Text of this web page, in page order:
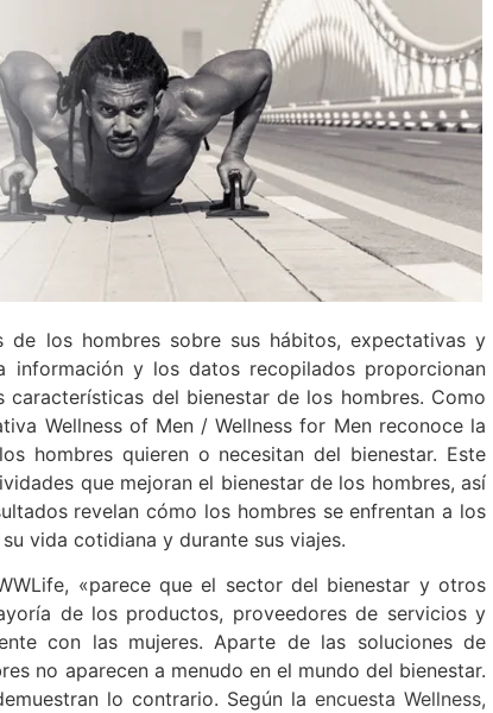
de los hombres sobre sus hábitos, expectativas y
información y los datos recopilados proporcionan
del bienestar de los hombres. Como
Wellness of Men / Wellness for Men reconoce la
hombres quieren o necesitan del bienestar. Este
que mejoran el bienestar de los hombres, así
revelan cómo los hombres se enfrentan a los
vida cotidiana y durante sus viajes.
«parece que el sector del bienestar y otros
de los productos, proveedores de servicios y
con las mujeres. Aparte de las soluciones de
no aparecen a menudo en el mundo del bienestar.
lo contrario. Según la encuesta Wellness,